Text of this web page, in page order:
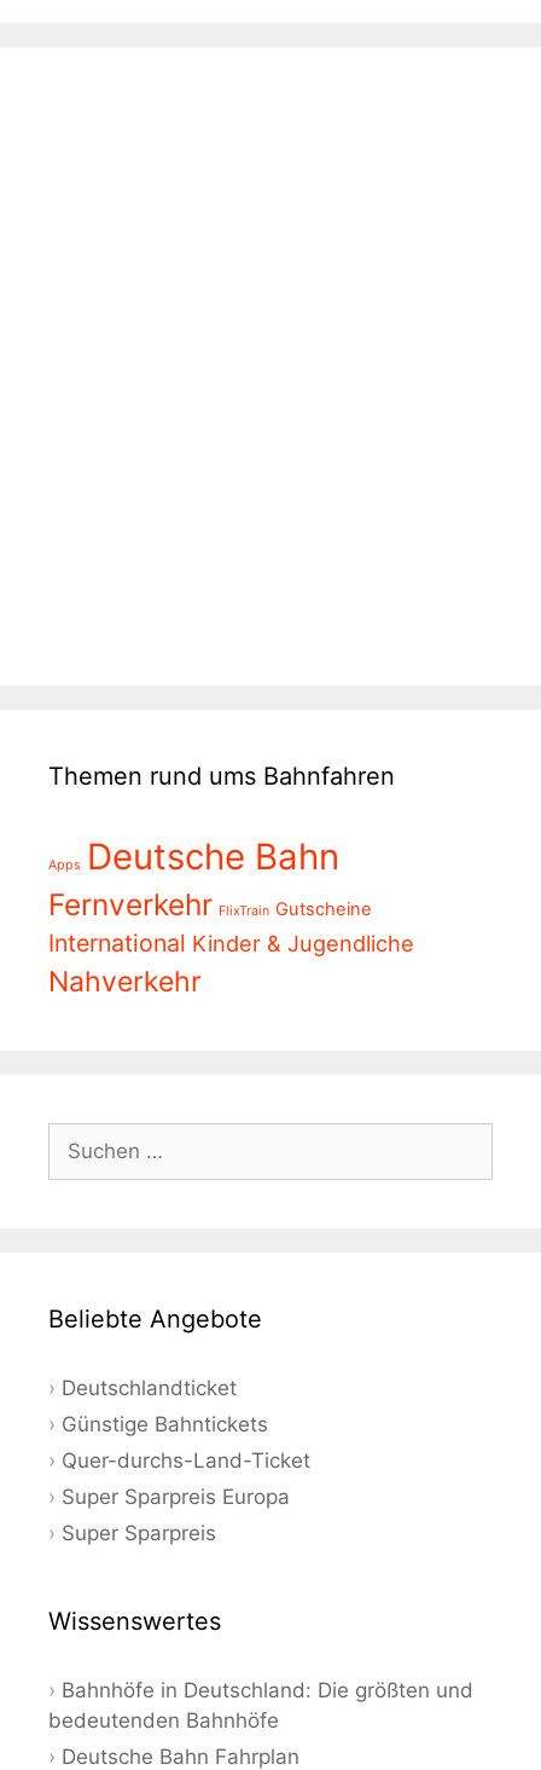
Themen rund ums Bahnfahren
Apps Deutsche Bahn
Fernverkehr FlixTrain Gutscheine
International Kinder & Jugendliche
Nahverkehr
nach:
Beliebte Angebote
Deutschlandticket
Günstige Bahntickets
Quer-durchs-Land-Ticket
Super Sparpreis Europa
Super Sparpreis
Wissenswertes
Bahnhöfe in Deutschland: Die größten und
bedeutenden Bahnhöfe
Deutsche Bahn Fahrplan